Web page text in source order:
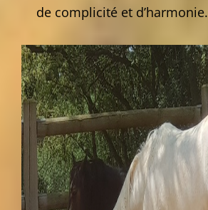
de complicité et d’harmonie.